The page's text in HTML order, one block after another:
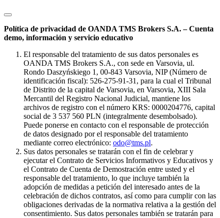
Política de privacidad de OANDA TMS Brokers S.A. – Cuenta
demo, información y servicio educativo
El responsable del tratamiento de sus datos personales es
OANDA TMS Brokers S.A., con sede en Varsovia, ul.
Rondo Daszyńskiego 1, 00-843 Varsovia, NIP (Número de
identificación fiscal): 526-275-91-31, para la cual el Tribunal
de Distrito de la capital de Varsovia, en Varsovia, XIII Sala
Mercantil del Registro Nacional Judicial, mantiene los
archivos de registro con el número KRS: 0000204776, capital
social de 3 537 560 PLN (integralmente desembolsado).
Puede ponerse en contacto con el responsable de protección
de datos designado por el responsable del tratamiento
mediante correo electrónico: odo@tms.pl.
Sus datos personales se tratarán con el fin de celebrar y
ejecutar el Contrato de Servicios Informativos y Educativos y
el Contrato de Cuenta de Demostración entre usted y el
responsable del tratamiento, lo que incluye también la
adopción de medidas a petición del interesado antes de la
celebración de dichos contratos, así como para cumplir con las
obligaciones derivadas de la normativa relativa a la gestión del
consentimiento. Sus datos personales también se tratarán para